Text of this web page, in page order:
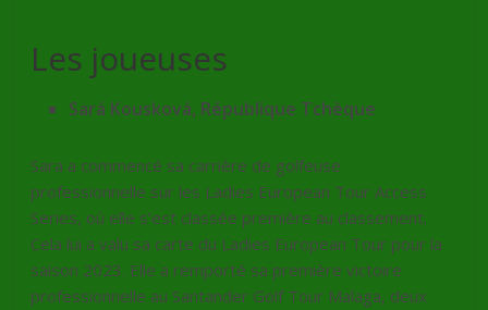
Les joueuses
Sará Kousková, République Tchèque
Sara a commencé sa carrière de golfeuse
professionnelle sur les Ladies European Tour Access
Series, où elle s’est classée première au classement.
Cela lui a valu sa carte du Ladies European Tour pour la
saison 2023. Elle a remporté sa première victoire
professionnelle au Santander Golf Tour Malaga, deux